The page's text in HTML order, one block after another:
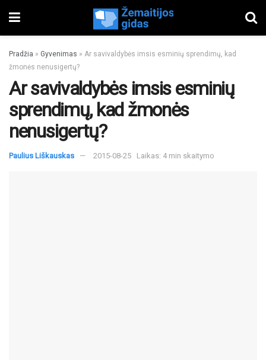
Pradžia » Gyvenimas » Ar savivaldybės imsis esminių sprendimų, kad
žmonės nenusigertų?
Ar savivaldybės imsis esminių
sprendimų, kad žmonės
nenusigertų?
Paulius Liškauskas 2015-08-25 Laikas: 4 min skaitymo